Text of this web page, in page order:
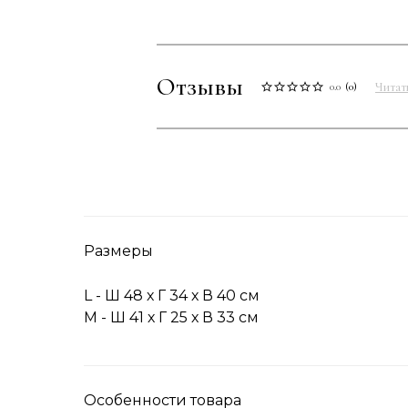
Отзывы 0.0 (0)
Размеры
L - Ш 48 х Г 34 х В 40 см
M - Ш 41 х Г 25 х В 33 см
Особенности товара